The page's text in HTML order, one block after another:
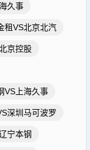
久事
租VS北京北汽
京控股
VS上海久事
深圳马可波罗
宁本钢